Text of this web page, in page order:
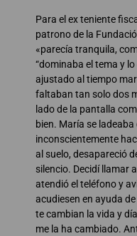
Para el ex teniente
patrono de la
«parecía tranquila,
“dominaba el tema y
ajustado al tiempo
faltaban tan solo dos
lado de la pantalla
bien. María se
inconscientemente
al suelo, desapareció
silencio. Decidí llamar
atendió el teléfono y
acudiesen en ayuda
te cambian la vida y
me la ha cambiado.